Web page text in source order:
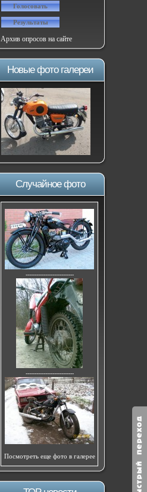
Архив опросов на сайте
Новые фото галереи
Случайное фото
---------------------------
---------------------------
Посмотреть еще фото в галерее